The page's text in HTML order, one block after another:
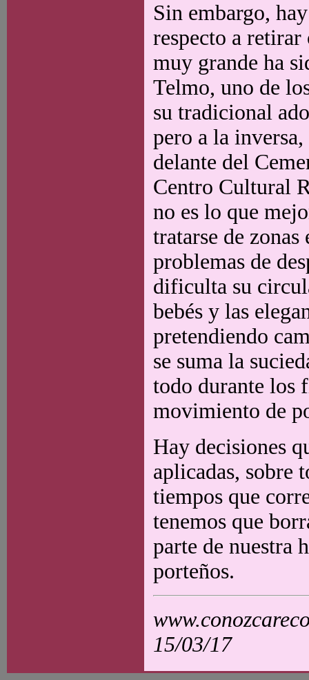
Sin embargo,
respecto a
muy grande ha
Telmo, uno de
su tradicional
pero a la
delante del
Centro Cultural
no es lo que
tratarse de
problemas de
dificulta su
bebés y las
pretendiendo
se suma la
todo durante los
movimiento de
Hay decisiones
aplicadas, sobre
tiempos que
tenemos que
parte de nuestra
porteños.
15/03/17